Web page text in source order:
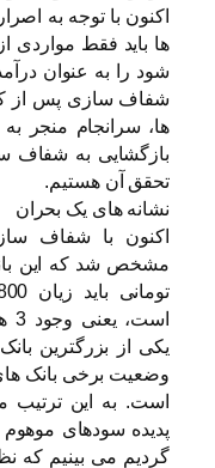
اکنون با توجه به
ها باید فقط مواردی
شود را به عنوان
شفاف سازی پس از
ها، سرانجام منجر
بازگشایی به شفاف
تحقق آن هستیم.
نشانه های یک بحران
اکنون با شفاف
یکی از بزرگترین
وضعیت برخی بانک
است. به این
پدیده سودهای
گردیم می بینیم که